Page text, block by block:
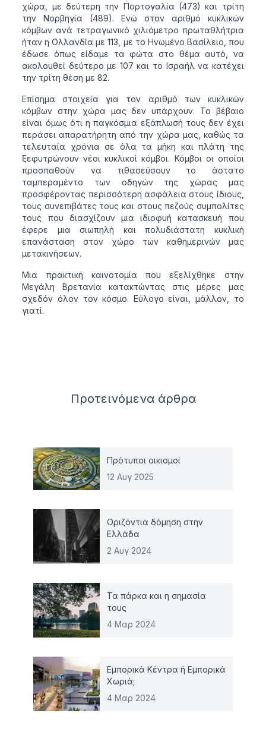
χώρα, με δεύτερη την Πορτογαλία (473) και τρίτη
την Νορβηγία (489). Ενώ στον αριθμό κυκλικών
κόμβων ανά τετραγωνικό χιλιόμετρο πρωταθλήτρια
ήταν η Ολλανδία με 113, με το Ηνωμένο Βασίλειο, που
έδωσε όπως είδαμε τα φώτα στο θέμα αυτό, να
ακολουθεί δεύτερο με 107 και το Ισραήλ να κατέχει
την τρίτη θέση με 82.
Επίσημα στοιχεία για τον αριθμό των κυκλικών
κόμβων στην χώρα μας δεν υπάρχουν. Το βέβαιο
είναι όμως ότι η παγκόσμια εξάπλωσή τους δεν έχει
περάσει απαρατήρητη από την χώρα μας, καθώς τα
τελευταία χρόνια σε όλα τα μήκη και πλάτη της
ξεφυτρώνουν νέοι κυκλικοί κόμβοι. Κόμβοι οι οποίοι
προσπαθούν να τιθασεύσουν το άστατο
ταμπεραμέντο των οδηγών της χώρας μας
προσφέροντας περισσότερη ασφάλεια στους ίδιους,
τους συνεπιβάτες τους και στους πεζούς συμπολίτες
τους που διασχίζουν μια ιδιοφυή κατασκευή που
έφερε μια σιωπηλή και πολυδιάστατη κυκλική
επανάσταση στον χώρο των καθημερινών μας
μετακινήσεων.
Μια πρακτική καινοτομία που εξελίχθηκε στην
Μεγάλη Βρετανία κατακτώντας στις μέρες μας
σχεδόν όλον τον κόσμο. Εύλογο είναι, μάλλον, το
γιατί.
Προτεινόμενα άρθρα
Πρότυποι οικισμοί
12 Αυγ 2025
Οριζόντια δόμηση στην
Ελλάδα
2 Αυγ 2024
Τα πάρκα και η σημασία
τους
4 Μαρ 2024
Εμπορικά Κέντρα ή Εμπορικά
Χωριά;
4 Μαρ 2024